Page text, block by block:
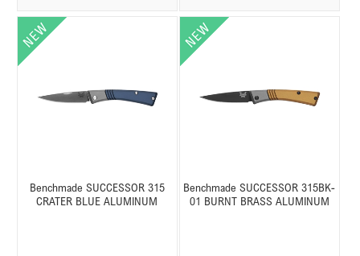
Benchmade SUCCESSOR 315
CRATER BLUE ALUMINUM
Benchmade SUCCESSOR 315BK-
01 BURNT BRASS ALUMINUM